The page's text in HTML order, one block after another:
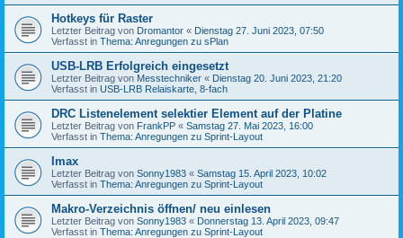
Hotkeys für Raster
Letzter Beitrag von Dromantor « Dienstag 27. Juni 2023, 07:50
Verfasst in Thema: Anregungen zu sPlan
USB-LRB Erfolgreich eingesetzt
Letzter Beitrag von Messtechniker « Dienstag 20. Juni 2023, 21:20
Verfasst in USB-LRB Relaiskarte, 8-fach
DRC Listenelement selektier Element auf der Platine
Letzter Beitrag von FrankPP « Samstag 27. Mai 2023, 16:00
Verfasst in Thema: Anregungen zu Sprint-Layout
Imax
Letzter Beitrag von Sonny1983 « Samstag 15. April 2023, 10:02
Verfasst in Thema: Anregungen zu Sprint-Layout
Makro-Verzeichnis öffnen/ neu einlesen
Letzter Beitrag von Sonny1983 « Donnerstag 13. April 2023, 09:47
Verfasst in Thema: Anregungen zu Sprint-Layout